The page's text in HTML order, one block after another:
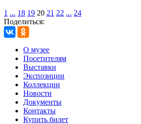
1 ... 18 19 20 21 22 ... 24
Поделиться:
О музее
Посетителям
Выставки
Экспозиции
Коллекции
Новости
Документы
Контакты
Купить билет